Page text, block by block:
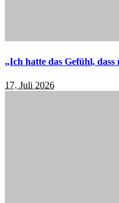
„Ich hatte das Gefühl,
17. Juli 2026